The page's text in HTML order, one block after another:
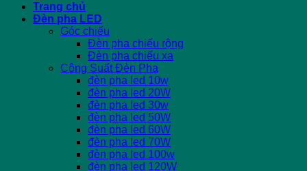
Trang chủ
Đèn pha LED
Góc chiếu
Đèn pha chiếu rộng
Đèn pha chiếu xa
Công Suất Đèn Pha
đèn pha led 10w
đèn pha led 20W
đèn pha led 30w
đèn pha led 50W
đèn pha led 60W
đèn pha led 70W
đèn pha led 100w
đèn pha led 120W